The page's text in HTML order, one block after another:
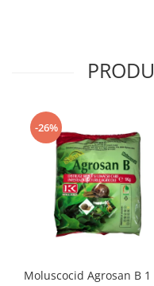
-26%
Moluscocid Agrosan B 1